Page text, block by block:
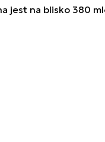
jest na blisko 380